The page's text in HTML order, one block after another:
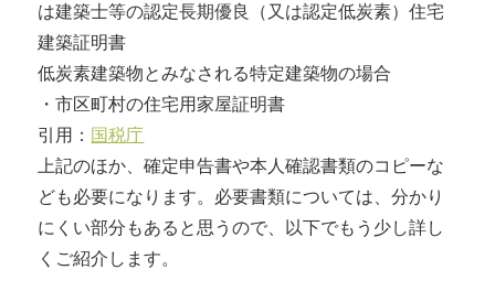
は建築士等の認定長期優良（又は認定低炭素）住宅
建築証明書
低炭素建築物とみなされる特定建築物の場合
・市区町村の住宅用家屋証明書
引用： 国税庁
上記のほか、確定申告書や本人確認書類のコピーな
ども必要になります。必要書類については、分かり
にくい部分もあると思うので、以下でもう少し詳し
くご紹介します。